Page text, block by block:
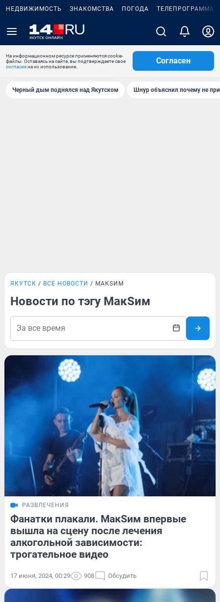
НЕДВИЖИМОСТЬ ЗНАКОМСТВА ПОГОДА ТЕЛЕПРОГРАММА
На информационном ресурсе применяются cookie-
файлы. Оставаясь на сайте, вы подтверждаете свое
согласиена их использование.
Согласен
Черный дым поднялся над Якутском Шнур объяснил почему не
ЯКУТСК ВСЕ НОВОСТИ MАКSИМ
Новости по тэгу MакSим
РАЗВЛЕЧЕНИЯ
Фанатки плакали. МакSим впервые
вышла на сцену после лечения
алкогольной зависимости:
трогательное видео
17 июня, 2024, 00:29 908 Обсудить